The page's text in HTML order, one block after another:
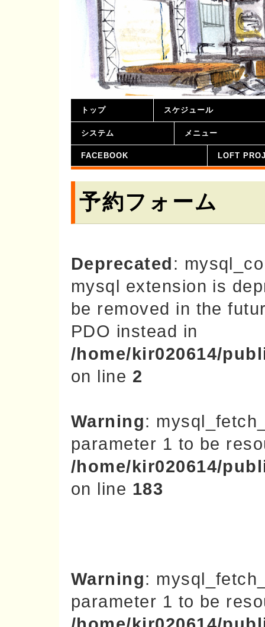
トップ スケジュール
システム メニュー
FACEBOOK LOFT
予約フォーム
Deprecated:
mysql extension is
be removed in the
PDO instead in
/home/kir020614/
on line 2
Warning:
parameter 1 to be
/home/kir020614/
on line 183
Warning:
parameter 1 to be